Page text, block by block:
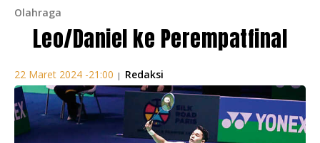
Olahraga
Leo/Daniel ke Perempatfinal
22 Maret 2024 -21:00 | Redaksi